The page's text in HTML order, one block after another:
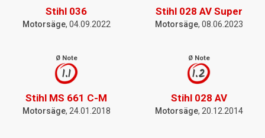
Stihl 036
Motorsäge, 04.09.2022
Stihl 028 AV Super
Motorsäge, 08.06.2023
Ø Note
1.1
Stihl MS 661 C-M
Motorsäge, 24.01.2018
Ø Note
1.2
Stihl 028 AV
Motorsäge, 20.12.2014